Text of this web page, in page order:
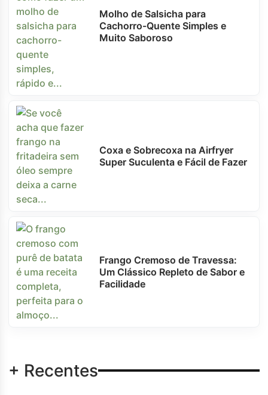
Molho de Salsicha para
Cachorro-Quente Simples e
Muito Saboroso
Coxa e Sobrecoxa na Airfryer
Super Suculenta e Fácil de Fazer
Frango Cremoso de Travessa:
Um Clássico Repleto de Sabor e
Facilidade
+ Recentes